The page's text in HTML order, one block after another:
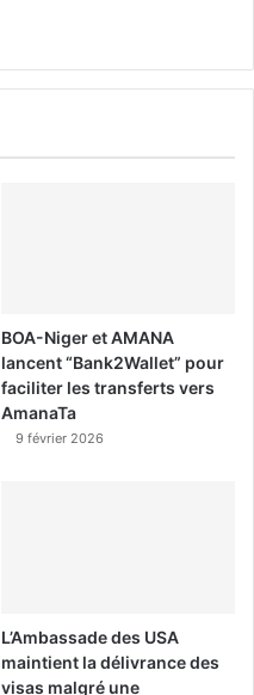
BOA-Niger et AMANA
lancent “Bank2Wallet” pour
faciliter les transferts vers
AmanaTa
9 février 2026
L’Ambassade des USA
maintient la délivrance des
visas malgré une